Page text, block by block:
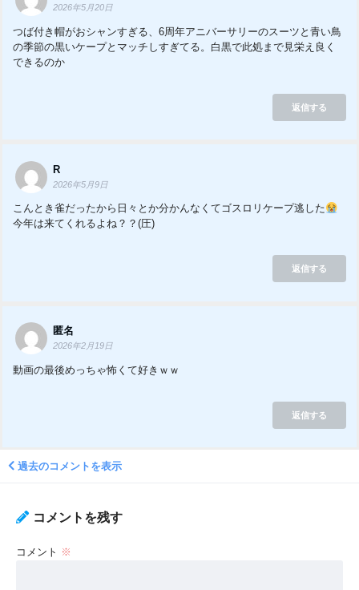
2026年5月20日
つば付き帽がおシャンすぎる、6周年アニバーサリーのスーツと青い鳥
の季節の黒いケープとマッチしすぎてる。白黒で此処まで見栄え良く
できるのか
返信する
R
2026年5月9日
こんとき雀だったから日々とか分かんなくてゴスロリケープ逃した
今年は来てくれるよね？？(圧)
返信する
匿名
2026年2月19日
動画の最後めっちゃ怖くて好きｗｗ
返信する
過去のコメントを表示
コメントを残す
コメント ※